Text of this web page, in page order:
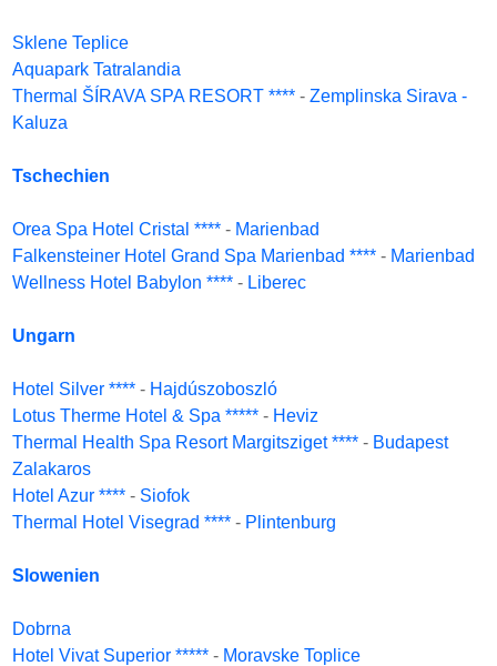
Sklene Teplice
Aquapark Tatralandia
Thermal ŠÍRAVA SPA RESORT **** - Zemplinska Sirava -
Kaluza
Tschechien
Orea Spa Hotel Cristal **** - Marienbad
Falkensteiner Hotel Grand Spa Marienbad **** - Marienbad
Wellness Hotel Babylon **** - Liberec
Ungarn
Hotel Silver **** - Hajdúszoboszló
Lotus Therme Hotel & Spa ***** - Heviz
Thermal Health Spa Resort Margitsziget **** - Budapest
Zalakaros
Hotel Azur **** - Siofok
Thermal Hotel Visegrad **** - Plintenburg
Slowenien
Dobrna
Hotel Vivat Superior ***** - Moravske Toplice